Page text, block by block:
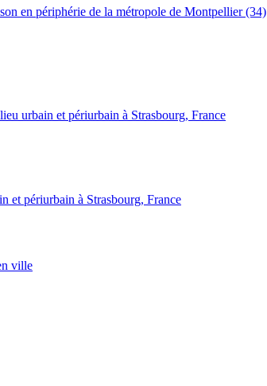
en périphérie de la métropole de Montpellier (34)
et périurbain à Strasbourg, France